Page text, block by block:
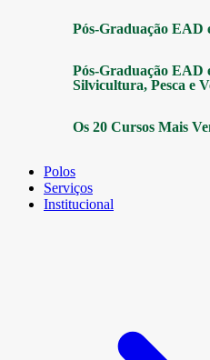
Pós-Graduação EAD
Pós-Graduação EAD
Silvicultura, Pesca e
Os 20 Cursos Mais
Polos
Serviços
Institucional